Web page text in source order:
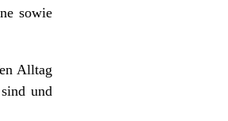
sowie
Alltag
und